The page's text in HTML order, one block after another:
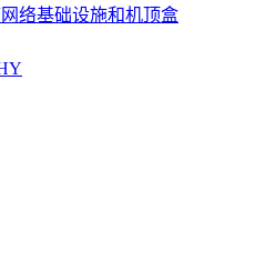
络基础设施和机顶盒